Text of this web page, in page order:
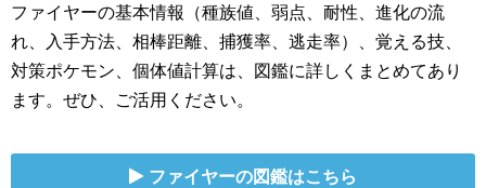
ファイヤーの基本情報（種族値、弱点、耐性、進化の流
れ、入手方法、相棒距離、捕獲率、逃走率）、覚える技、
対策ポケモン、個体値計算は、図鑑に詳しくまとめてあり
ます。ぜひ、ご活用ください。
ファイヤーの図鑑はこちら